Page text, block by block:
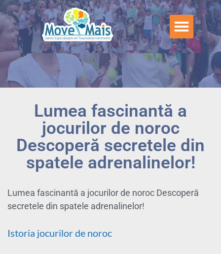
Lumea fascinantă a
jocurilor de noroc
Descoperă secretele din
spatele adrenalinelor!
Lumea fascinantă a jocurilor de noroc Descoperă
secretele din spatele adrenalinelor!
Istoria jocurilor de noroc